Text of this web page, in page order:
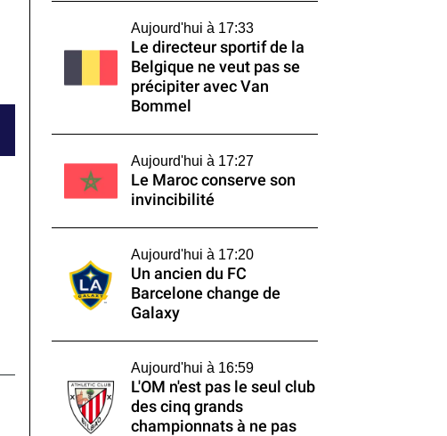
Aujourd'hui à 17:33
Le directeur sportif de la
Belgique ne veut pas se
précipiter avec Van
Bommel
Aujourd'hui à 17:27
Le Maroc conserve son
invincibilité
Aujourd'hui à 17:20
Un ancien du FC
Barcelone change de
Galaxy
Aujourd'hui à 16:59
L'OM n'est pas le seul club
des cinq grands
championnats à ne pas